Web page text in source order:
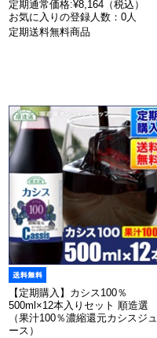
定期通常価格:¥8,164（税込）
お気に入りの登録人数：0人
定期送料無料商品
【定期購入】カシス100％
500ml×12本入りセット 順造選
（果汁100％濃縮還元カシスジュ
ース）